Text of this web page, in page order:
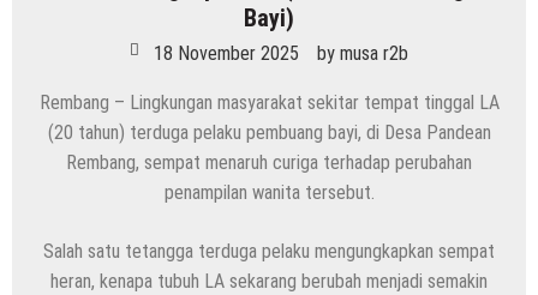
7 Agustus 2026
HEADLINE
Tanggapan Kepala SMP N 5 Rembang
Menik Mustikatun
6 Agustus 2026 by musa r2b
HEADLINE
Kepelatihan Timnas, Berikut Profil
Lengkapnya
Bayi)
18 November 2025 by musa r2b
Rembang – Lingkungan masyarakat sekitar tempat tinggal LA
(20 tahun) terduga pelaku pembuang bayi, di Desa Pandean
Rembang, sempat menaruh curiga terhadap perubahan
penampilan wanita tersebut.
Salah satu tetangga terduga pelaku mengungkapkan sempat
heran, kenapa tubuh LA sekarang berubah menjadi semakin